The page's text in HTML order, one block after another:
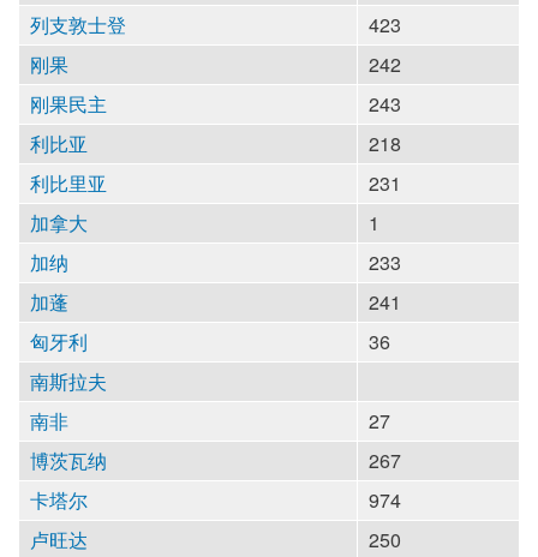
列支敦士登
423
刚果
242
刚果民主
243
利比亚
218
利比里亚
231
加拿大
1
加纳
233
加蓬
241
匈牙利
36
南斯拉夫
南非
27
博茨瓦纳
267
卡塔尔
974
卢旺达
250